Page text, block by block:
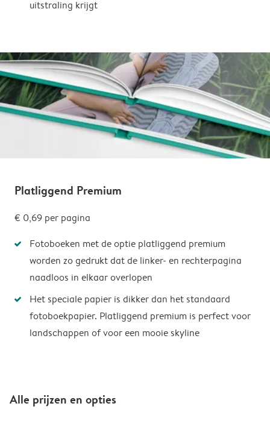
uitstraling krijgt
Platliggend Premium
€ 0,69 per pagina
Fotoboeken met de optie platliggend premium
worden zo gedrukt dat de linker- en rechterpagina
naadloos in elkaar overlopen
Het speciale papier is dikker dan het standaard
fotoboekpapier. Platliggend premium is perfect voor
landschappen of voor een mooie skyline
Alle prijzen en opties